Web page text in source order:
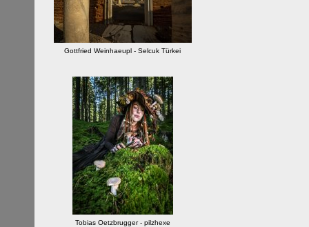
Gottfried Weinhaeupl - Selcuk Türkei
Tobias Oetzbrugger - pilzhexe